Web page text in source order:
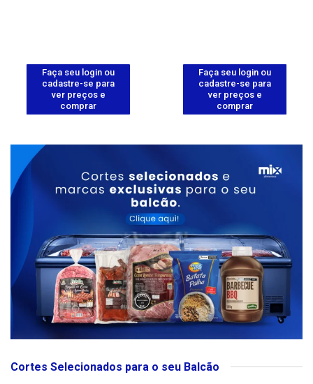
Faça seu login ou
cadastre-se para
ver preços e
comprar
Faça seu login ou
cadastre-se para
ver preços e
comprar
Cortes Selecionados para o seu Balcão